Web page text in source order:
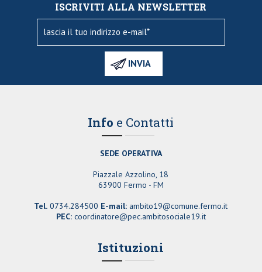
ISCRIVITI ALLA NEWSLETTER
Info e Contatti
SEDE OPERATIVA
Piazzale Azzolino, 18
63900 Fermo - FM
Tel. 0734.284500 E-mail: ambito19@comune.fermo.it
PEC: coordinatore@pec.ambitosociale19.it
Istituzioni